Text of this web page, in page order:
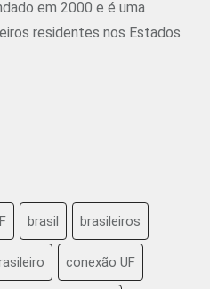
em 2000 e é uma
residentes nos Estados
brasil brasileiros
conexão UF